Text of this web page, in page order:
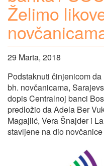
Želimo
29 Marta, 2018
Podstaknuti činjenicom
bh. novčanicama,
dopis Centralnoj banci
predložio da Adela Ber
Magajlić, Vera Šnajder i
stavljene na dio